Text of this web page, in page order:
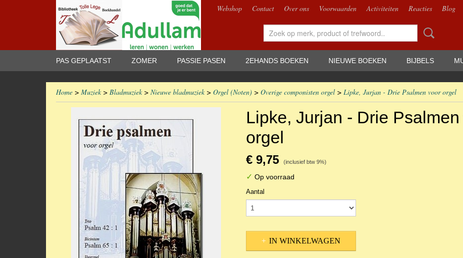
Webshop Contact Over ons Voorwaarden Activiteiten Reacties Blog
PAS GEPLAATST ZOMER PASSIE PASEN 2EHANDS BOEKEN NIEUWE BOEKEN BIJBELS
Home > Muziek> Bladmuziek> Nieuwe bladmuziek> Orgel (Noten) > Overige componisten orgel > Lipke, Jurjan - Drie Psalmen voor orgel
Lipke, Jurjan - Drie
orgel
€ 9,75 (inclusief btw 9%)
✓ Op voorraad
Aantal
IN WINKELWAGEN